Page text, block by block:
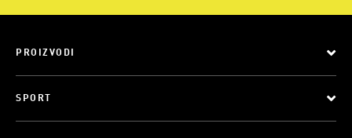
PROIZVODI
SPORT